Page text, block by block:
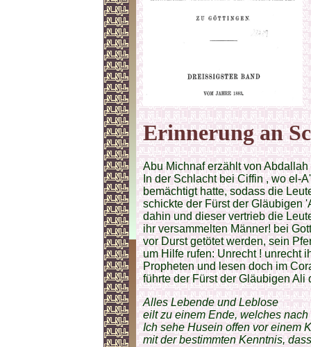
Erinnerung an
Abu Michnaf erzählt von
In der Schlacht bei Ciffin , wo el-
bemächtigt hatte, sodass die
schickte der Fürst der Gläubigen
dahin und dieser vertrieb die
ihr versammelten Männer! bei
vor Durst getötet werden, sein
um Hilfe rufen: Unrecht ! unrecht
Propheten und lesen doch im
führte der Fürst der Gläubigen Ali
Alles Lebende und Leblose
eilt zu einem Ende, welches
Ich sehe Husein offen vor einem
mit der bestimmten Kenntnis,